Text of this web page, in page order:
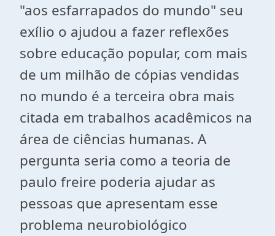
"aos esfarrapados do mundo" seu
exílio o ajudou a fazer reflexões
sobre educação popular, com mais
de um milhão de cópias vendidas
no mundo é a terceira obra mais
citada em trabalhos acadêmicos na
área de ciências humanas. A
pergunta seria como a teoria de
paulo freire poderia ajudar as
pessoas que apresentam esse
problema neurobiológico